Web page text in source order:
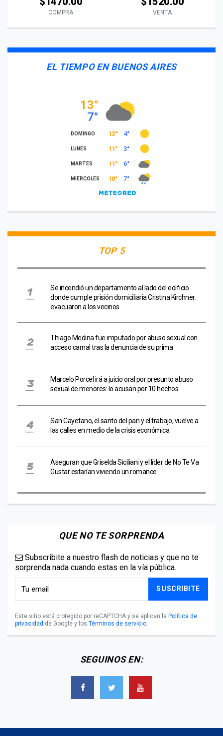
COMPRA VENTA
EL TIEMPO EN BUENOS AIRES
TOP 5
Se incendió un departamento al lado del edificio
donde cumple prisión domiciliaria Cristina Kirchner:
evacuaron a los vecinos
Thiago Medina fue imputado por abuso sexual con
acceso carnal tras la denuncia de su prima
Marcelo Porcel irá a juicio oral por presunto abuso
sexual de menores: lo acusan por 10 hechos
San Cayetano, el santo del pan y el trabajo, vuelve a
las calles en medio de la crisis económica
Aseguran que Griselda Siciliani y el líder de No Te Va
Gustar estarían viviendo un romance
QUE NO TE SORPRENDA
Subscribite a nuestro flash de noticias y que no te
sorprenda nada cuando estas en la vía pública.
SUSCRIBITE
Este sitio está protegido por reCAPTCHA y se aplican la Política de
privacidad de Google y los Términos de servicio.
SEGUINOS EN: